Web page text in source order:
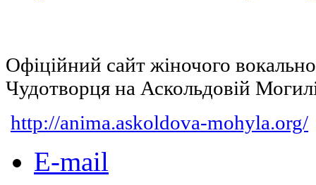
Офіційний сайт жіночого
Чудотворця на Аскольдовій
http://anima.askoldova-mohyla.org/
E-mail